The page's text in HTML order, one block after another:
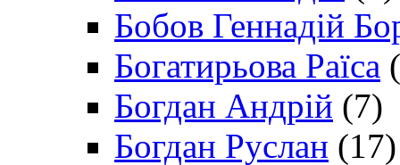
Бобов Геннадій
Богатирьова Раїса
Богдан Андрій (7)
Богдан Руслан (17)